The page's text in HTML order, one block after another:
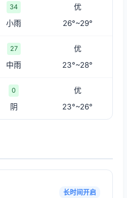
34
优
小雨 26°~29°
27
优
中雨 23°~28°
0
优
阴 23°~26°
长时间开启